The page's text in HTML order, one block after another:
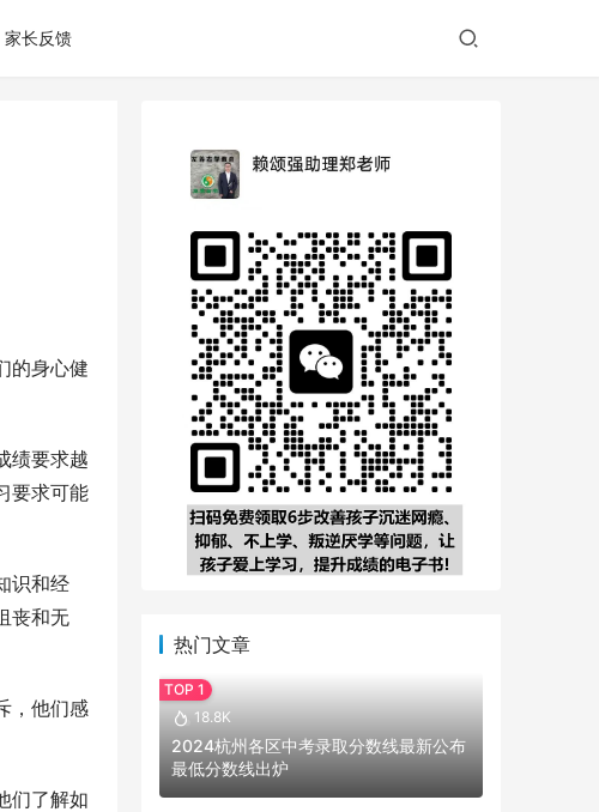
家长反馈
的身心健
绩要求越
要求可能
识和经
丧和无
，他们感
们了解如
热门文章
18.8K
2024杭州各区中考录取分数线最新公布
最低分数线出炉